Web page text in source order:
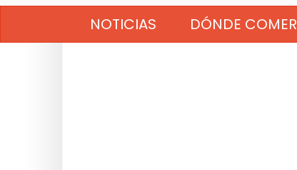
NOTICIAS DÓNDE COMER